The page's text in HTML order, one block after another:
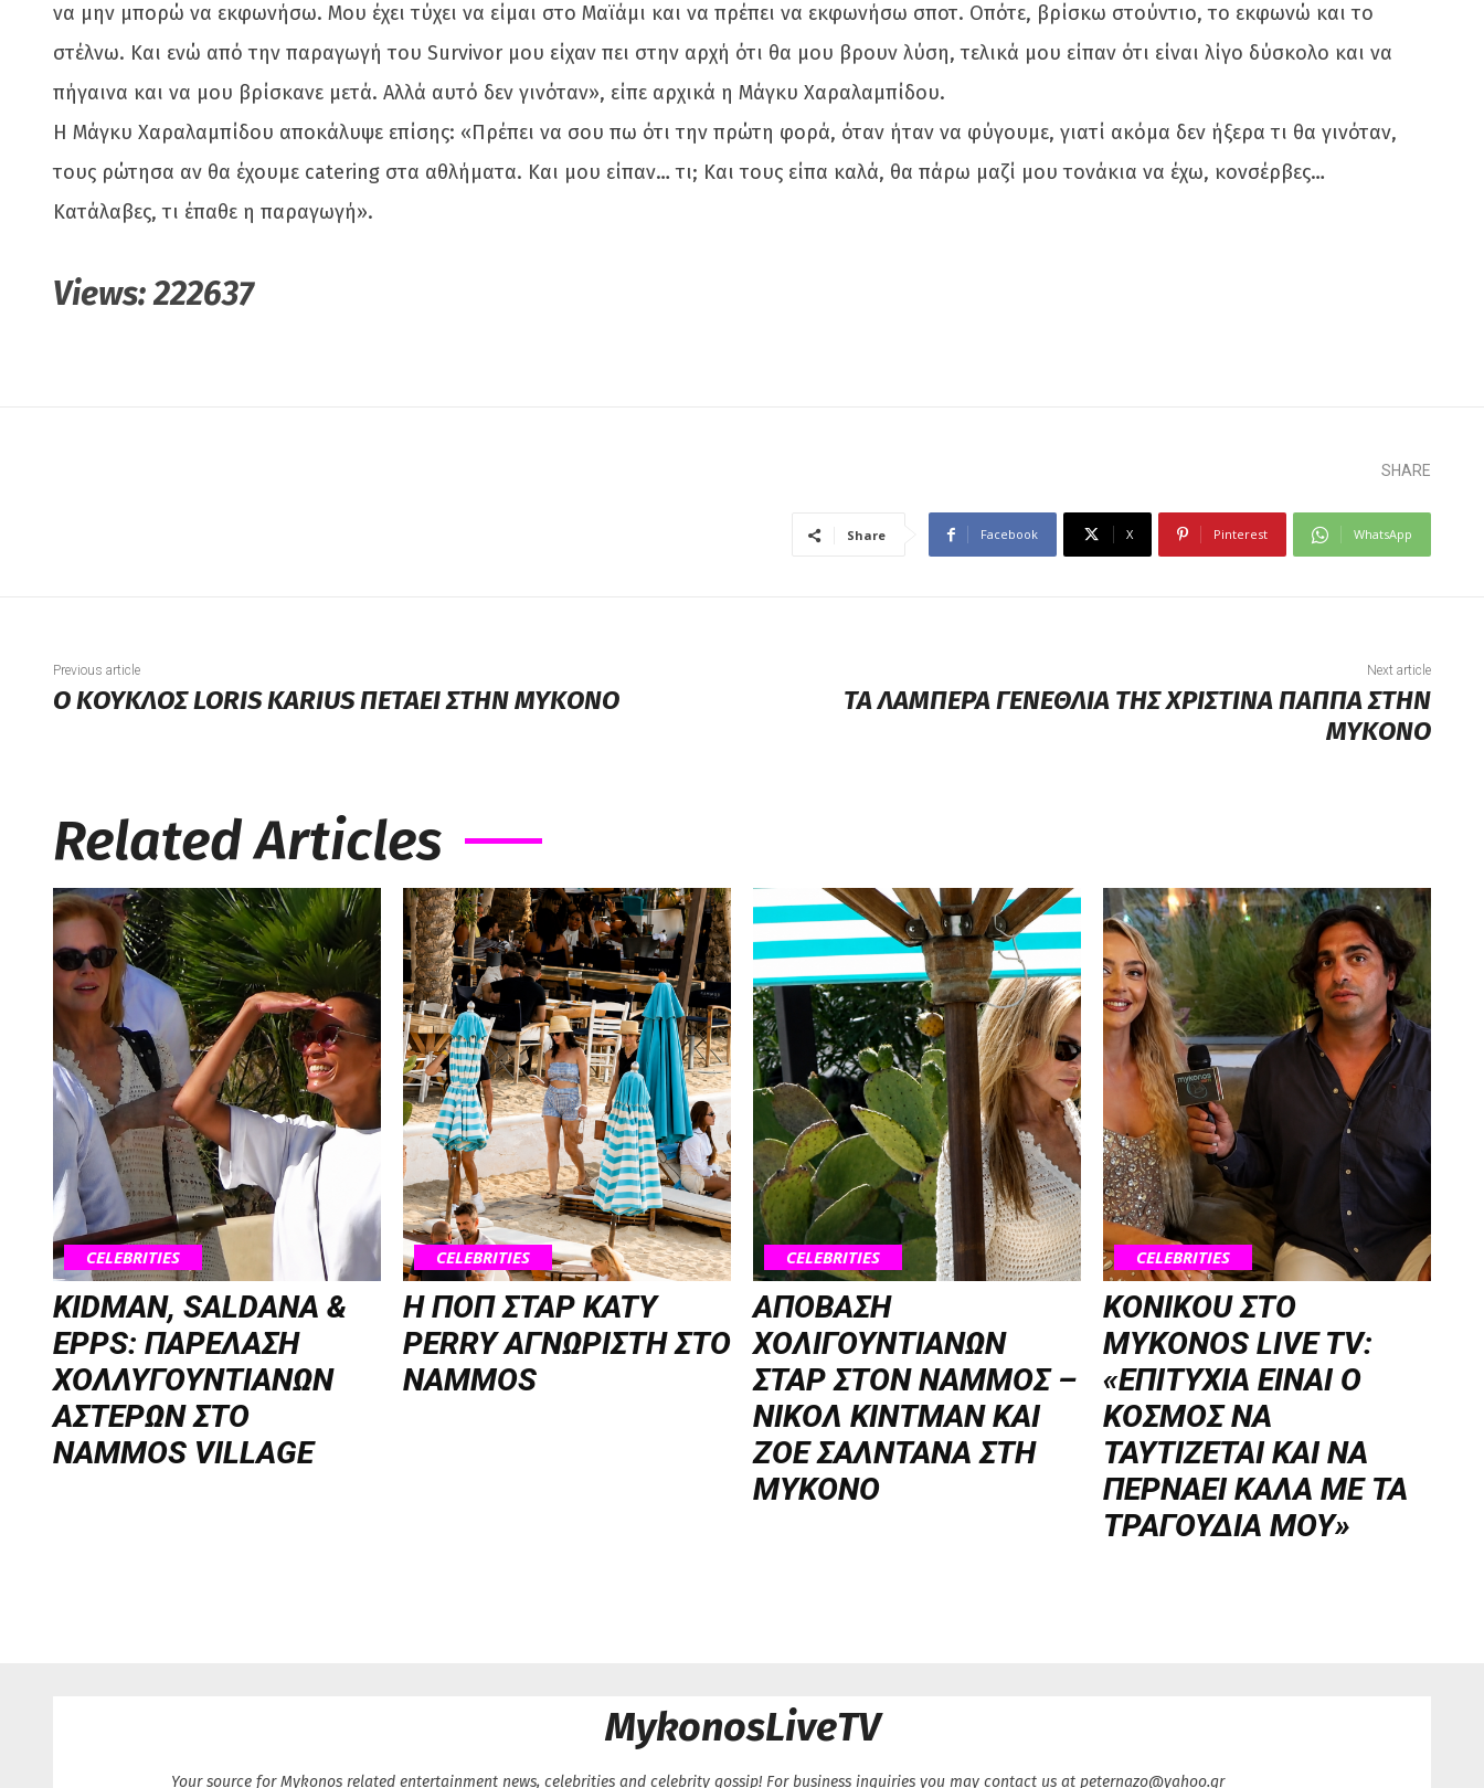
να μην μπορώ να εκφωνήσω. Μου έχει τύχει να είμαι στο Μαϊάμι και να πρέπει να εκφωνήσω σποτ. Οπότε, βρίσκω στούντιο, το εκφωνώ και το
στέλνω. Και ενώ από την παραγωγή του Survivor μου είχαν πει στην αρχή ότι θα μου βρουν λύση, τελικά μου είπαν ότι είναι λίγο δύσκολο και να
πήγαινα και να μου βρίσκανε μετά. Αλλά αυτό δεν γινόταν», είπε αρχικά η Μάγκυ Χαραλαμπίδου.
Η Μάγκυ Χαραλαμπίδου αποκάλυψε επίσης: «Πρέπει να σου πω ότι την πρώτη φορά, όταν ήταν να φύγουμε, γιατί ακόμα δεν ήξερα τι θα γινόταν,
τους ρώτησα αν θα έχουμε catering στα αθλήματα. Και μου είπαν… τι; Και τους είπα καλά, θα πάρω μαζί μου τονάκια να έχω, κονσέρβες…
Κατάλαβες, τι έπαθε η παραγωγή».
Views:222637
SHARE
Share Facebook X Pinterest WhatsApp
Previous article
Ο ΚΟΥΚΛΟΣ LORIS KARIUS ΠΕΤΑΕΙ ΣΤΗΝ ΜΥΚΟΝΟ
Next article
ΤΑ ΛΑΜΠΕΡΑ ΓΕΝΕΘΛΙΑ ΤΗΣ ΧΡΙΣΤΙΝΑ ΠΑΠΠΑ ΣΤΗΝ
ΜΥΚΟΝΟ
Related Articles
CELEBRITIES
KIDMAN, SALDANA &
EPPS: ΠΑΡΕΛΑΣΗ
ΧΟΛΛΥΓΟΥΝΤΙΑΝΩΝ
ΑΣΤΕΡΩΝ ΣΤΟ
NAMMOS VILLAGE
CELEBRITIES
H ΠΟΠ ΣΤΑΡ KATY
PERRY ΑΓΝΩΡΙΣΤΗ ΣΤΟ
NAMMOS
CELEBRITIES
ΑΠΟΒΑΣΗ
ΧΟΛΙΓΟΥΝΤΙΑΝΩΝ
ΣΤΑΡ ΣΤΟΝ NΑΜΜΟΣ –
ΝΙΚΟΛ ΚΙΝΤΜΑΝ ΚΑΙ
ΖΟΕ ΣΑΛΝΤΑΝΑ ΣΤΗ
ΜΥΚΟΝΟ
CELEBRITIES
KONIKOU ΣΤΟ
MYKONOS LIVE TV:
«ΕΠΙΤΥΧΙΑ ΕΙΝΑΙ Ο
ΚΟΣΜΟΣ ΝΑ
ΤΑΥΤΙΖΕΤΑΙ KAI ΝΑ
ΠΕΡΝΑΕΙ ΚΑΛΑ ΜΕ ΤΑ
ΤΡΑΓΟΥΔΙΑ ΜΟΥ»
MykonosLiveTV
Your source for Mykonos related entertainment news, celebrities and celebrity gossip! For business inquiries you may contact us at peternazo@yahoo.gr